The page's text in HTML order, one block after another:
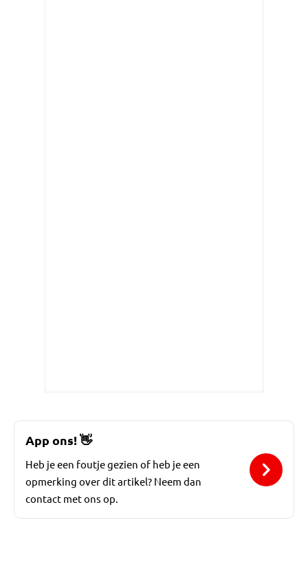
App ons!👋
Heb je een foutje gezien of heb je een
opmerking over dit artikel? Neem dan
contact met ons op.